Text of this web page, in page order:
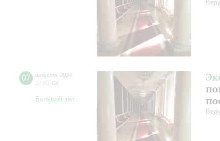
07 августа
2024
12:00 Ср
Большой зал